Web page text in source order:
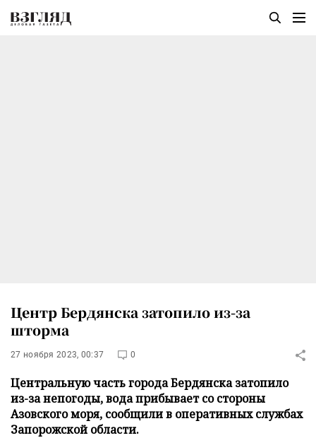
Центр Бердянска затопило из-за
шторма
27 ноября 2023, 00:37 0
Центральную часть города Бердянска затопило
из-за непогоды, вода прибывает со стороны
Азовского моря, сообщили в оперативных службах
Запорожской области.